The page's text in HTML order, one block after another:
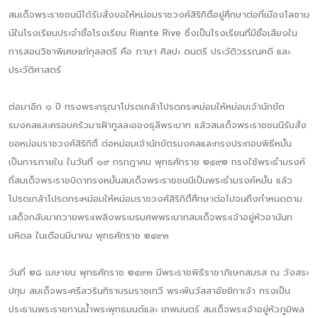
สมเด็จพระราชชนนีได้รับสั่งขอให้หม่อมราชวงศ์สิริกิติ์อยู่ศึกษาต่อที่เมืองโลซาน
น์ในโรงเรียนประจำชื่อโรงเรียน Riante Rive ซึ่งเป็นโรงเรียนที่มีชื่อเสียงใน
การสอนวิชาพิเศษแก่กุลสตรี คือ ภาษา ศิลปะ ดนตรี ประวัติวรรณคดี และ
ประวัติศาสตร์
ต่อมาอีก ๑ ปี ทรงพระกรุณาโปรดเกล้าโปรดกระหม่อมให้หม่อมเจ้านักขัต
รมงคลและครอบครัวมาเฝ้าทูลละอองธุลีพระบาท แล้วสมเด็จพระราชชนนีรับสั่ง
ขอหม่อมราชวงศ์สิริกิติ์ ต่อหม่อมเจ้านักขัตรมงคลและทรงประกอบพิธีหมั้น
เป็นการภายใน ในวันที่ ๑๙ กรกฎาคม พุทธศักราช ๒๔๙๒ ทรงใช้พระธำมรงค์
ที่สมเด็จพระราชบิดาทรงหมั้นสมเด็จพระราชชนนีเป็นพระธำมรงค์หมั้น แล้ว
โปรดเกล้าโปรดกระหม่อมให้หม่อมราชวงศ์สิริกิติ์ศึกษาต่อไปจนถึงกำหนดตาม
เสด็จกลับมาถวายพระเพลิงพระบรมศพพระบาทสมเด็จพระเจ้าอยู่หัวอานันท
มหิดล ในเดือนมีนาคม พุทธศักราช ๒๔๙๓
วันที่ ๒๘ เมษายน พุทธศักราช ๒๔๙๓ มีพระราชพิธีราชาภิเษกสมรส ณ วังสระ
ปทุม สมเด็จพระศรีสวรินทิราบรมราชเทวี พระพันวัสสาอัยยิกาเจ้า ทรงเป็น
ประธานพระราชทานน้ำพระพุทธมนต์และ เทพมนตร์ สมเด็จพระเจ้าอยู่หัวภูมิพล